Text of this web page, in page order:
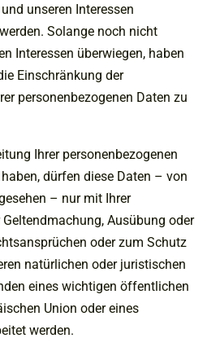
unseren Interessen
Solange noch nicht
Interessen überwiegen, haben
Einschränkung der
personenbezogenen Daten zu
Ihrer personenbezogenen
dürfen diese Daten – von
– nur mit Ihrer
Ausübung oder
oder zum Schutz
natürlichen oder juristischen
eines wichtigen öffentlichen
Union oder eines
werden.